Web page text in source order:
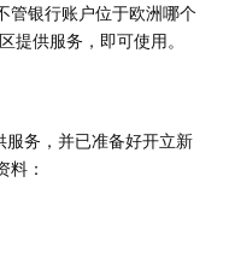
管银行账户位于欧洲哪个
供服务，即可使用。
务，并已准备好开立新
料：